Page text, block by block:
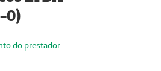
0)
do prestador